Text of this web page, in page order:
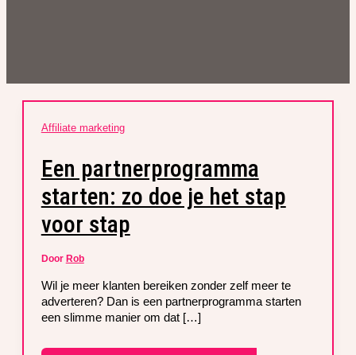
Affiliate marketing
Een partnerprogramma
starten: zo doe je het stap
voor stap
Door Rob
Wil je meer klanten bereiken zonder zelf meer te
adverteren? Dan is een partnerprogramma starten
een slimme manier om dat […]